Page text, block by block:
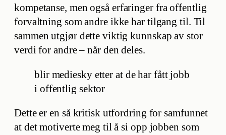
kompetanse, men også erfaringer fra offentlig
forvaltning som andre ikke har tilgang til. Til
sammen utgjør dette viktig kunnskap av stor
verdi for andre – når den deles.
blir mediesky etter at de har fått jobb
i offentlig sektor
Dette er en så kritisk utfordring for samfunnet
at det motiverte meg til å si opp jobben som